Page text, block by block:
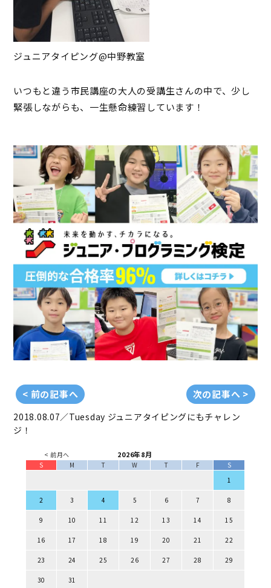
ジュニアタイピング@中野教室
いつもと違う市民講座の大人の受講生さんの中で、少し
緊張しながらも、一生懸命練習しています！
< 前の記事へ 次の記事へ >
2018.08.07／Tuesday ジュニアタイピングにもチャレン
ジ！
< 前月へ 2026年8月
S M T W T F
S
1
2 3 4 5 6 7 8
9 10 11 12 13 14 15
16 17 18 19 20 21 22
23 24 25 26 27 28 29
30 31